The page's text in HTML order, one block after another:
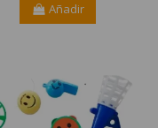
Añadir